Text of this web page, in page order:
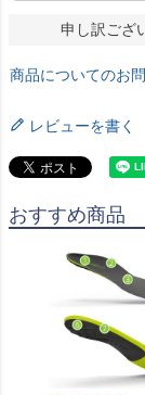
申し訳ござ
商品についてのお
レビューを書く
おすすめ商品